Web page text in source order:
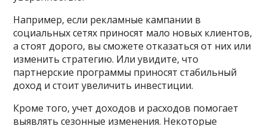
Например, если рекламные кампании в
социальных сетях приносят мало новых клиентов,
а стоят дорого, вы сможете отказаться от них или
изменить стратегию. Или увидите, что
партнерские программы приносят стабильный
доход и стоит увеличить инвестиции.
Кроме того, учет доходов и расходов помогает
выявлять сезонные изменения. Некоторые